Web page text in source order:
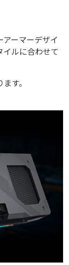
ーマーデザイ
ルに合わせて
す。